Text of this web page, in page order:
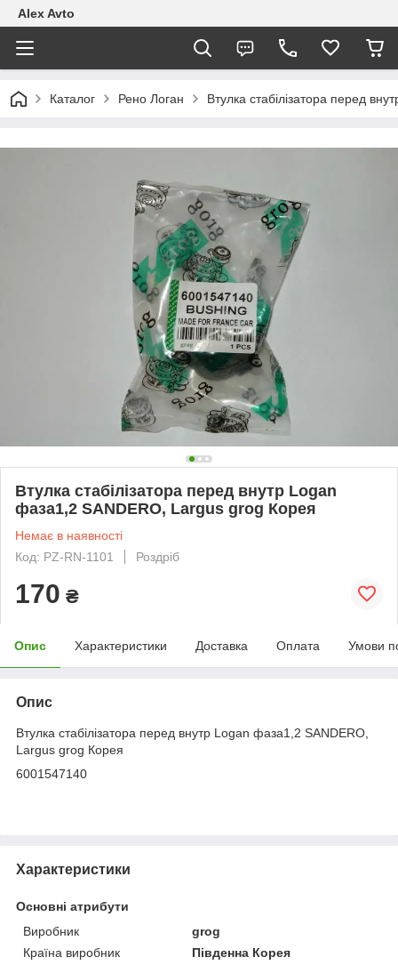
Alex Avto
Каталог Рено Логан Втулка стабілізатора перед
Втулка стабілізатора перед внутр Logan
фаза1,2 SANDERO, Largus grog Корея
Немає в наявності
Код: PZ-RN-1101
Роздріб
170 ₴
Опис Характеристики Доставка Оплата Умови
Опис
Втулка стабілізатора перед внутр Logan фаза1,2 SANDERO,
Largus grog Корея
6001547140
Характеристики
Основні атрибути
Виробник
grog
Країна виробник
Південна Корея